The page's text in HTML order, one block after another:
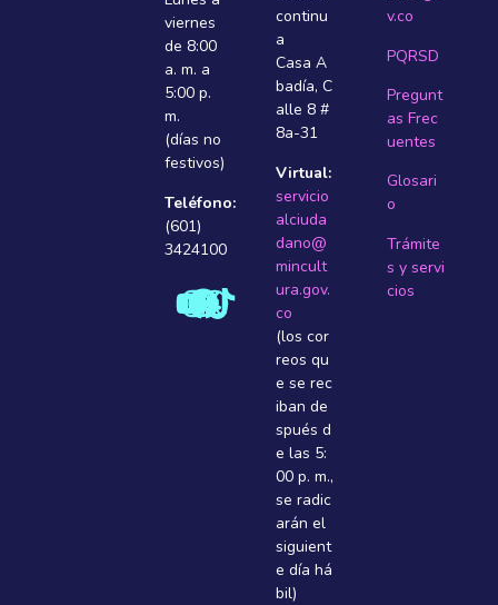
viernes
de 8:00
a. m. a
5:00 p.
m.
(días no
festivos)
Teléfono:
(601)
3424100
continu
a
Casa A
badí­a, C
alle 8 #
8a-31
Virtual:
servicio
alciuda
dano@
mincult
ura.gov.
co
(los cor
reos qu
e se rec
iban de
spués d
e las 5:
00 p. m.,
se radic
arán el
siguient
e dí­a há
bil)
v.co
PQRSD
Pregunt
as Frec
uentes
Glosari
o
Trámite
s y servi
cios